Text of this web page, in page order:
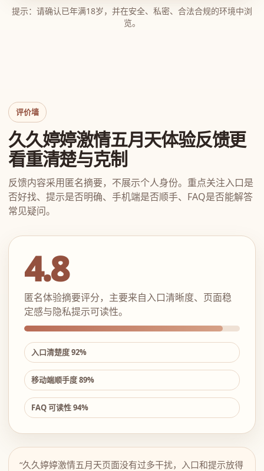
提示：请确认已年满18岁，并在安全、私密、合法合规的环境中浏
览。
评价墙
久久婷婷激情五月天体验反馈更
看重清楚与克制
反馈内容采用匿名摘要，不展示个人身份。重点关注入口是
否好找、提示是否明确、手机端是否顺手、FAQ是否能解答
常见疑问。
4.8
匿名体验摘要评分，主要来自入口清晰度、页面稳
定感与隐私提示可读性。
入口清楚度 92%
移动端顺手度 89%
FAQ 可读性 94%
“久久婷婷激情五月天页面没有过多干扰，入口和提示放得